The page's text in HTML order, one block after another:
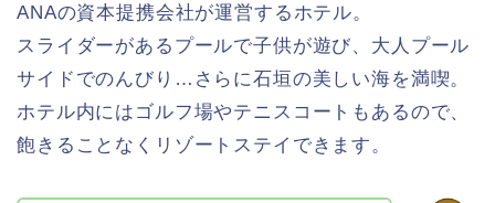
ANAの資本提携会社が運営するホテル。
スライダーがあるプールで子供が遊び、大人プール
サイドでのんびり…さらに石垣の美しい海を満喫。
ホテル内にはゴルフ場やテニスコートもあるので、
飽きることなくリゾートステイできます。